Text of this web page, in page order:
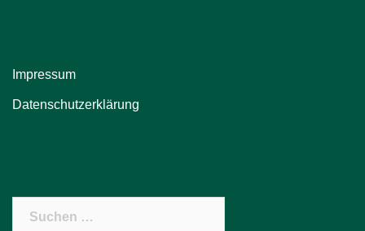
Impressum
Datenschutzerklärung